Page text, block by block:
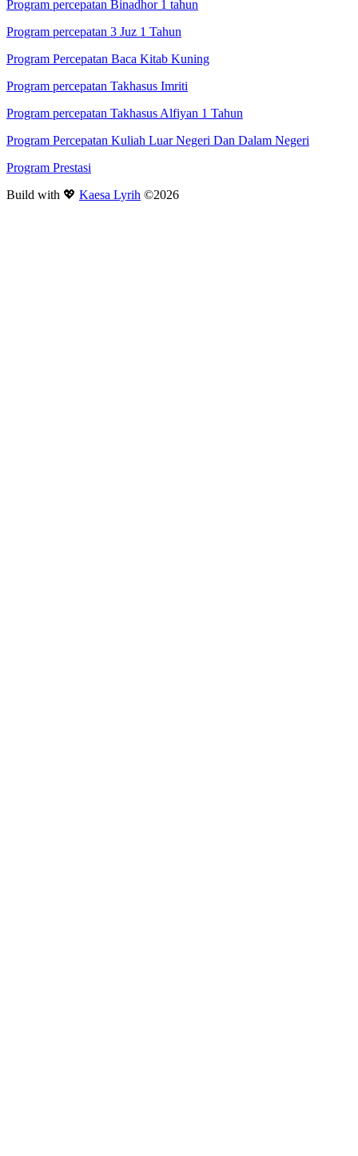
Program percepatan Binadhor 1 tahun
Program percepatan 3 Juz 1 Tahun
Program Percepatan Baca Kitab Kuning
Program percepatan Takhasus Imriti
Program percepatan Takhasus Alfiyan 1 Tahun
Program Percepatan Kuliah Luar Negeri Dan Dalam Negeri
Program Prestasi
Build with 💖 Kaesa Lyrih ©2026